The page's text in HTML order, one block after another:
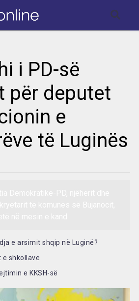
i PD-së
për deputet
e
të Luginës
e arsimit shqip në Luginë?
shkollave
e KKSH-së